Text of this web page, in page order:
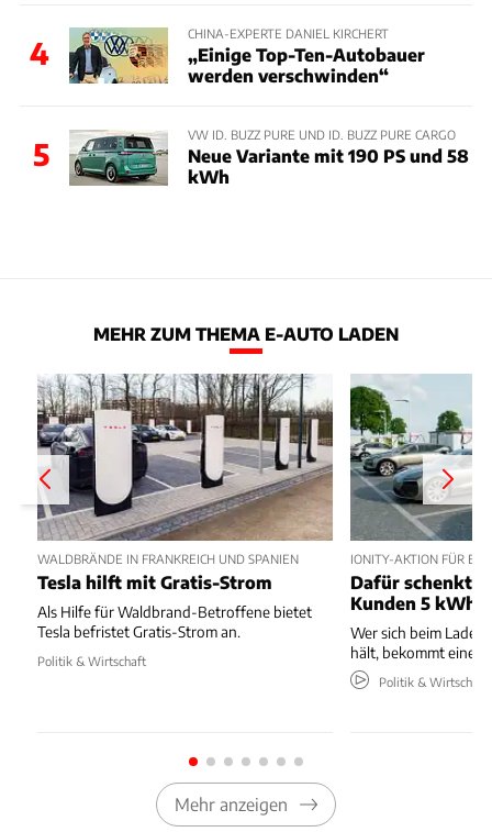
4
CHINA-EXPERTE DANIEL KIRCHERT
„Einige Top-Ten-Autobauer
werden verschwinden“
5
VW ID. BUZZ PURE UND ID. BUZZ PURE CARGO
Neue Variante mit 190 PS und 58
kWh
MEHR ZUM THEMA E-AUTO LADEN
WALDBRÄNDE IN FRANKREICH UND SPANIEN
Tesla hilft mit Gratis-Strom
Als Hilfe für Waldbrand-Betroffene bietet
Tesla befristet Gratis-Strom an.
Politik & Wirtschaft
IONITY-AKTION FÜR
Dafür schenkt
Kunden 5 kWh
Wer sich beim
hält, bekommt eine
Politik & Wirtschaft
Mehr anzeigen